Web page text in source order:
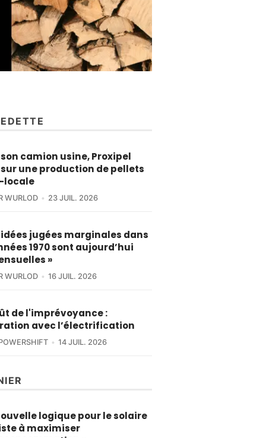
camion usine, Proxipel
une production de pellets
locale
WURLOD 23 JUIL. 2026
idées jugées marginales dans
1970 sont aujourd’hui
»
WURLOD 16 JUIL. 2026
de l'imprévoyance :
avec l’électrification
14 JUIL. 2026
logique pour le solaire
à maximiser